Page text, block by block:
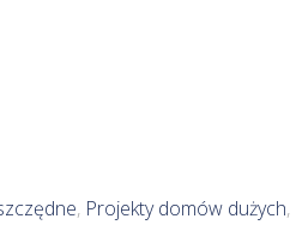
, Projekty domów dużych,